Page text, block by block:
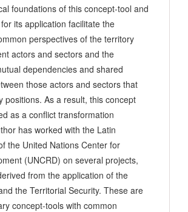
foundations of this concept-tool and
its application facilitate the
perspectives of the territory
actors and sectors and the
dependencies and shared
those actors and sectors that
positions. As a result, this concept
as a conflict transformation
has worked with the Latin
the United Nations Center for
(UNCRD) on several projects,
from the application of the
the Territorial Security. These are
concept-tools with common